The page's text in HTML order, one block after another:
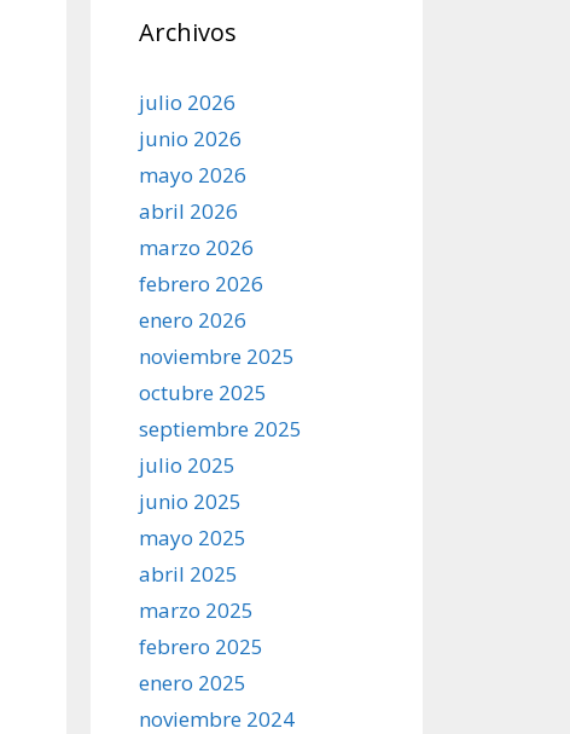
Archivos
julio 2026
junio 2026
mayo 2026
abril 2026
marzo 2026
febrero 2026
enero 2026
noviembre 2025
octubre 2025
septiembre 2025
julio 2025
junio 2025
mayo 2025
abril 2025
marzo 2025
febrero 2025
enero 2025
noviembre 2024